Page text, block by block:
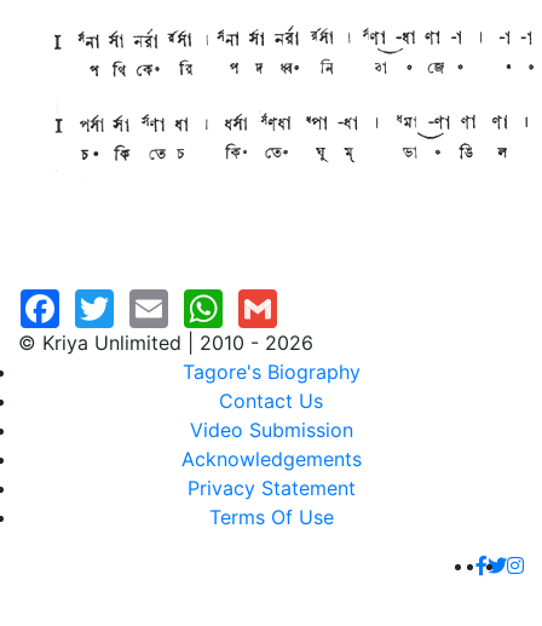
© Kriya Unlimited | 2010 - 2026
Tagore's Biography
Contact Us
Video Submission
Acknowledgements
Privacy Statement
Terms Of Use